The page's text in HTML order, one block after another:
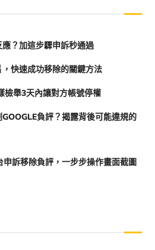
？加這步驟申訴秒通過
快速成功移除的關鍵方法
檢舉3天內讓對方帳號停權
負評？揭露背後可能違規的
申訴移除負評，一步步操作畫面截圖